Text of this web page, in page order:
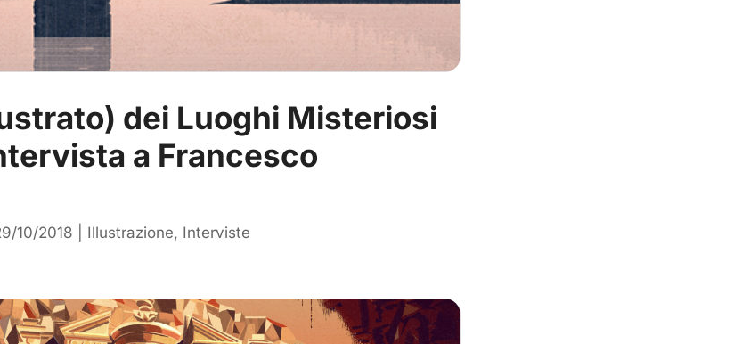
dei Luoghi Misteriosi
a Francesco
10/2018 Illustrazione, Interviste